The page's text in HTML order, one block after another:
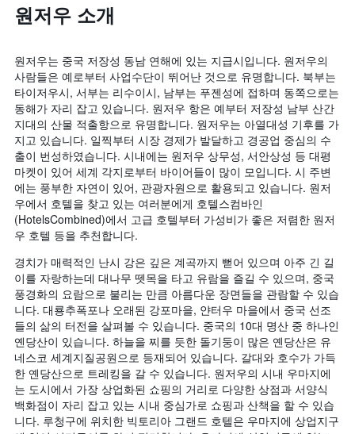
평
균
격
을
표
시
하
는
1
개
의
Y
축
이
있
니
다.
이
있
니
다.
차
트
에
는
지
난
3
일
간
찾
아
본
이
번
주
말
객
실
의
평
균
요
금
를
표
하
는
1
개
의
X
축
이
있
습
니
다.
차
트
에
는
객
실
평
균
요
금
을
표
시
원저우 소개
원저우는 중국 저장성 동남 연해에 있는 지급시입니다. 원저우의
사람들은 예로부터 사업수단이 뛰어난 것으로 유명합니다. 북부는
타이저우시, 서부는 리수이시, 남부는 푸젠성에 접하며 동쪽으로는
동해가 자리 잡고 있습니다. 원저우 항은 예부터 저장성 남부 산간
지대의 산물 적출항으로 유명합니다. 원저우는 아열대성 기후를 가
지고 있습니다. 일찍부터 시장 경제가 발달하고 경공업 중심의 수
출이 번성하였습니다. 시내에는 원저우 상무성, 서안상성 등 대평
마켓이 있어 세계 각지로부터 바이어들이 많이 모입니다. 시 주변
에는 풍부한 자연이 있어, 관광자원으로 활용되고 있습니다. 원저
우에서 호텔을 찾고 있는 여러분에게 호텔스컴바인
(HotelsCombined)에서 고급 호텔부터 가성비가 좋은 저렴한 원저
우 호텔 등을 추천합니다.
경치가 매력적인 난시 강은 깊은 계곡까지 뻗어 있으며 아주 긴 길
이를 자랑하는데 대나무 뗏목을 타고 유람을 즐길 수 있으며, 중국
풍경화의 요람으로 불리는 만큼 아름다운 장면들을 관람할 수 있습
니다. 대룡추폭포나 오래된 강포마을, 얀터우 마을에서 중국 선조
들의 삶의 터전을 살펴볼 수 있습니다. 중국의 10대 명산 중 하나인
옌당산이 있습니다. 하늘을 찌를 듯한 돌기둥이 많은 옌당산은 유
네스코 세계지질공원으로 등재되어 있습니다. 갈대와 호수가 가득
한 옌당산으로 트레킹을 갈 수 있습니다. 원저우의 시내 우마지에
는 도시에서 가장 상업화된 쇼핑의 거리로 다양한 상점과 서양식
백화점이 자리 잡고 있는 시내 중심가로 쇼핑과 산책을 할 수 있습
니다. 루청구에 위치한 빅토리아 그랜드 호텔은 우마지에 상업지구